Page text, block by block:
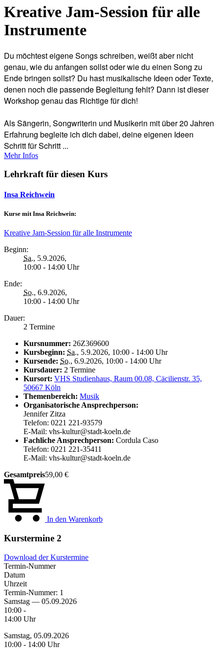
Kreative Jam-Session für alle
Instrumente
Du möchtest eigene Songs schreiben, weißt aber nicht
genau, wie du anfangen sollst oder wie du einen Song zu
Ende bringen sollst? Du hast musikalische Ideen oder Texte,
denen noch die passende Begleitung fehlt? Dann ist dieser
Workshop genau das Richtige für dich!
Als Sängerin, Songwriterin und Musikerin mit über 20 Jahren
Erfahrung begleite ich dich dabei, deine eigenen Ideen
Schritt für Schritt ...
Mehr Infos
Lehrkraft für diesen Kurs
Insa Reichwein
Kurse mit Insa Reichwein:
Kreative Jam-Session für alle Instrumente
Beginn:
Sa., 5.9.2026,
10:00 - 14:00 Uhr
Ende:
So., 6.9.2026,
10:00 - 14:00 Uhr
Dauer:
2 Termine
Kursnummer: 26Z369600
Kursbeginn: Sa., 5.9.2026, 10:00 - 14:00 Uhr
Kursende: So., 6.9.2026, 10:00 - 14:00 Uhr
Kursdauer: 2 Termine
Kursort: VHS Studienhaus, Raum 00.08, Cäcilienstr. 35,
50667 Köln
Themenbereich: Musik
Organisatorische Ansprechperson:
Jennifer Zitza
Telefon: 0221 221-93579
E-Mail: vhs-kultur@stadt-koeln.de
Fachliche Ansprechperson: Cordula Caso
Telefon: 0221 221-35411
E-Mail: vhs-kultur@stadt-koeln.de
Gesamtpreis59,00 €
In den Warenkorb
Kurstermine 2
Download der Kurstermine
Termin-Nummer
Datum
Uhrzeit
Termin-Nummer: 1
Samstag — 05.09.2026
10:00 -
14:00 Uhr
Samstag, 05.09.2026
10:00 - 14:00 Uhr